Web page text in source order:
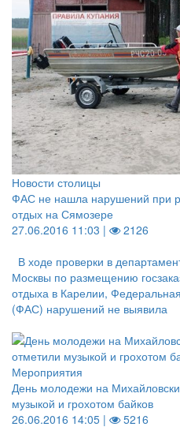
Новости столицы
ФАС не нашла нарушений при
отдых на Сямозере
27.06.2016 11:03 |
2126
В ходе проверки в
Москвы по размещению
отдыха в Карелии,
(ФАС) нарушений не выявила
Мероприятия
День молодежи на
музыкой и грохотом байков
26.06.2016 14:05 |
5216